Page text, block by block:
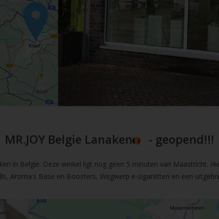
MR.JOY Belgie Lanaken - geopend!!!
in Belgie. Deze winkel ligt nog geen 5 minuten van Maastricht.
Aroma's Base en Boosters, Wegwerp e-sigaretten en een